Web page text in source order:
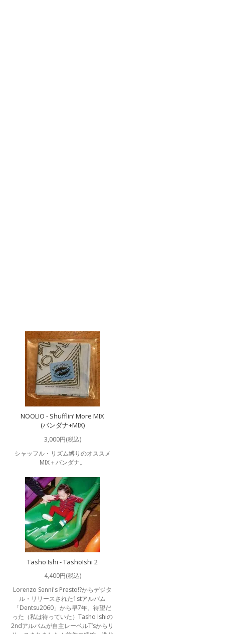
NOOLIO - Shufflin’ More MIX
(バンダナ+MIX)
3,000円(税込)
シャッフル・リズム縛りのオススメ
MIX＋バンダナ。
Tasho Ishi - TashoIshi 2
4,400円(税込)
Lorenzo Senni's Presto!?からデジタ
ル・リリースされた1stアルバム
「Dentsu2060」から早7年、待望だ
った（私は待っていた）Tasho Ishiの
2ndアルバムが自主レーベルT’sからリ